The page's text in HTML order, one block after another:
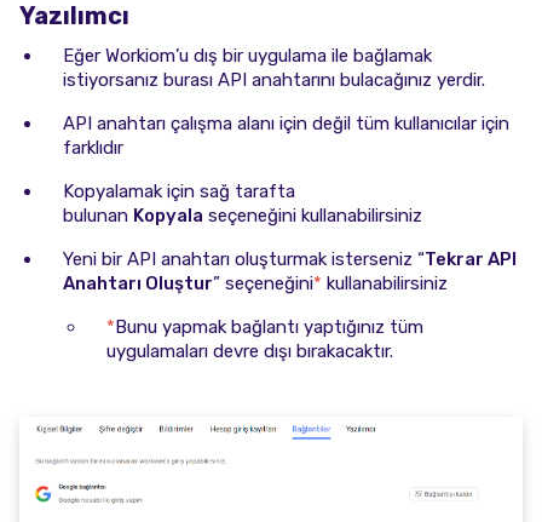
Yazılımcı
Eğer Workiom’u dış bir uygulama ile bağlamak
istiyorsanız burası API anahtarını bulacağınız yerdir.
API anahtarı çalışma alanı için değil tüm kullanıcılar için
farklıdır
Kopyalamak için sağ tarafta
bulunan Kopyala seçeneğini kullanabilirsiniz
Yeni bir API anahtarı oluşturmak isterseniz “Tekrar API
Anahtarı Oluştur” seçeneğini* kullanabilirsiniz
* Bunu yapmak bağlantı yaptığınız tüm
uygulamaları devre dışı bırakacaktır.